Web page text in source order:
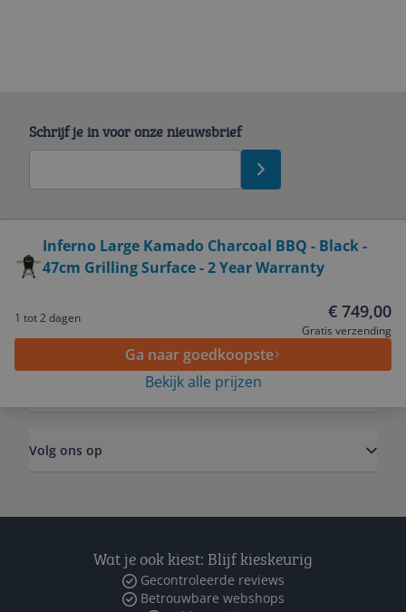
Inferno Large Kamado Charcoal BBQ - Black -
47cm Grilling Surface - 2 Year Warranty
1 tot 2 dagen € 749,00
Gratis verzending
Ga naar goedkoopste
Bekijk alle prijzen
Schrijf je in voor onze nieuwsbrief
Service
Algemeen
Volg ons op
Wat je ook kiest: Blijf kieskeurig
Gecontroleerde reviews
Betrouwbare webshops